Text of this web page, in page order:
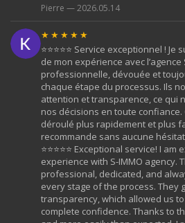
Pierre — 2026.05.14
★★★★★
⭐️⭐️⭐️⭐️⭐️ Service exceptionnel !
de mon expérience avec l’agence
professionnelle, dévouée et
chaque étape du processus. Ils
attention et transparence, ce qui
nos décisions en toute confiance.
déroulé plus rapidement et plus
recommande sans aucune
⭐️⭐️⭐️⭐️⭐️ Exceptional service! I
experience with S-IMMO agency.
professional, dedicated, and
every stage of the process. They
transparency, which allowed us
complete confidence. Thanks to